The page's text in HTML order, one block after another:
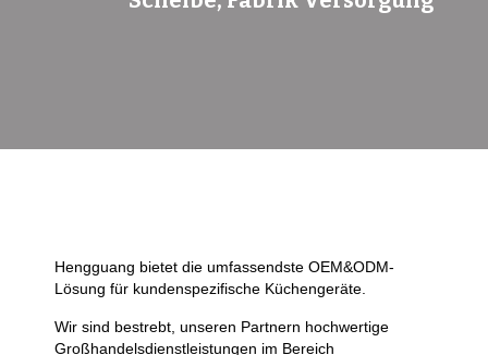
Hengguang bietet die umfassendste OEM&ODM-
Lösung für kundenspezifische Küchengeräte.
Wir sind bestrebt, unseren Partnern hochwertige
Großhandelsdienstleistungen im Bereich